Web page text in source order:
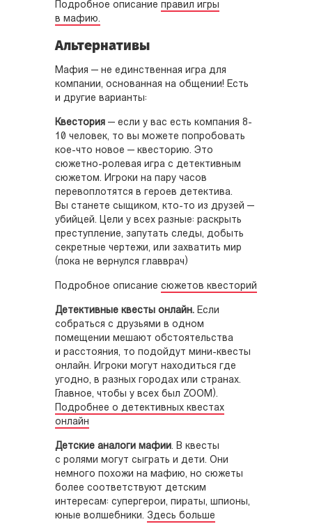
Подробное описание правил игры
в мафию.
Альтернативы
Мафия — не единственная игра для
компании, основанная на общении! Есть
и другие варианты:
Квестория — если у вас есть компания 8-
10 человек, то вы можете попробовать
кое-что новое — квесторию. Это
сюжетно-ролевая игра с детективным
сюжетом. Игроки на пару часов
перевоплотятся в героев детектива.
Вы станете сыщиком, кто-то из друзей —
убийцей. Цели у всех разные: раскрыть
преступление, запутать следы, добыть
секретные чертежи, или захватить мир
(пока не вернулся главврач)
Подробное описание сюжетов квесторий
Детективные квесты онлайн. Если
собраться с друзьями в одном
помещении мешают обстоятельства
и расстояния, то подойдут мини-квесты
онлайн. Игроки могут находиться где
угодно, в разных городах или странах.
Главное, чтобы у всех был ZOOM).
Подробнее о детективных квестах
онлайн
Детские аналоги мафии. В квесты
с ролями могут сыграть и дети. Они
немного похожи на мафию, но сюжеты
более соответствуют детским
интересам: супергерои, пираты, шпионы,
юные волшебники. Здесь больше